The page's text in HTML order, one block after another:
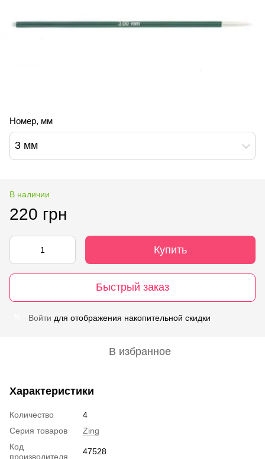
Номер, мм
3 мм
В наличии
220 грн
Купить
Быстрый заказ
Войти для отображения накопительной скидки
В избранное
Характеристики
Количество
4
Серия товаров
Zing
Код
производителя
47528